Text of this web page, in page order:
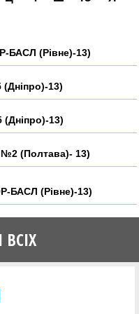
(Рівне)-13)
13)
13)
(Полтава)- 13)
БАСЛ (Рівне)-13)
№2 (Полтава)- 13)